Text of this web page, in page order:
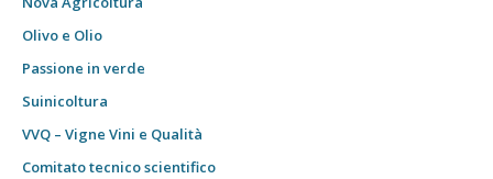
Olivo e Olio
Passione in verde
Suinicoltura
VVQ – Vigne Vini e Qualità
Comitato tecnico scientifico